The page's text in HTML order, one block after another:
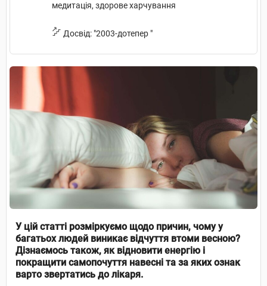
медитація, здорове харчування
Досвід: "2003-дотепер "
У цій статті розміркуємо щодо причин, чому у
багатьох людей виникає відчуття втоми весною?
Дізнаємось також, як відновити енергію і
покращити самопочуття навесні та за яких ознак
варто звертатись до лікаря.